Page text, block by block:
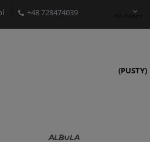
Wybierz
+48 728474039
(PUSTY)